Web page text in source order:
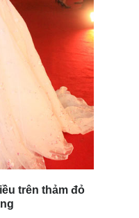
trên thảm đỏ